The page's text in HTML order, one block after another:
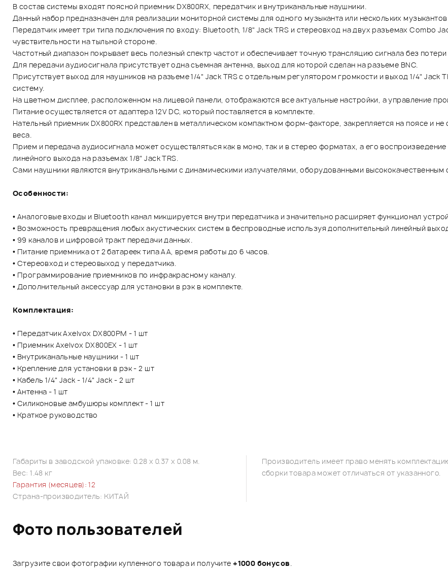
В состав системы входят поясной приемник DX800RX, передатчик и внутриканальные наушники.
Данный набор предназначен для реализации мониторной системы для одного музыканта или нескольких
Передатчик имеет три типа подключения по входу: Bluetooth, 1/8" Jack TRS и стереовход на двух разъемах Combo
чувствительности на тыльной стороне.
Частотный диапазон покрывает весь полезный спектр частот и обеспечивает точную трансляцию сигнала без
Для передачи аудиосигнала присутствует одна съемная антенна, выход для которой сделан на разъеме BNC.
Присутствует выход для наушников на разъеме 1/4" Jack TRS с отдельным регулятором громкости и выход 1/4" Jack
систему.
На цветном дисплее, расположенном на лицевой панели, отображаются все актуальные настройки, а управление
Питание осуществляется от адаптера 12V DC, который поставляется в комплекте.
Нательный приемник DX800RX представлен в металлическом компактном форм-факторе, закрепляется на поясе и
веса.
Прием и передача аудиосигнала может осуществляться как в моно, так и в стерео форматах, а его
линейного выхода на разъемах 1/8" Jack TRS.
Сами наушники являются внутриканальными с динамическими излучателями, оборудованными
Особенности:
• Аналоговые входы и Bluetooth канал микшируется внутри передатчика и значительно расширяет функционал
• Возможность превращения любых акустических систем в беспроводные используя дополнительный линейный
• 99 каналов и цифровой тракт передачи данных.
• Питание приемника от 2 батареек типа АА, время работы до 6 часов.
• Стереовход и стереовыход у передатчика.
• Программирование приемников по инфракрасному каналу.
• Дополнительный аксессуар для установки в рэк в комплекте.
Комплектация:
• Передатчик Axelvox DX800PM - 1 шт
• Приемник Axelvox DX800EX - 1 шт
• Внутриканальные наушники - 1 шт
• Крепление для установки в рэк - 2 шт
• Кабель 1/4" Jack - 1/4" Jack - 2 шт
• Антенна - 1 шт
• Силиконовые амбушюры комплект - 1 шт
• Краткое руководство
Габариты в заводской упаковке: 0.28 x 0.37 x 0.08 м.
Вес: 1.48 кг
Гарантия (месяцев): 12
Страна-производитель: КИТАЙ
Производитель имеет право менять
сборки товара может отличаться от указанного.
Фото пользователей
Загрузите свои фотографии купленного товара и получите+1000 бонусов.